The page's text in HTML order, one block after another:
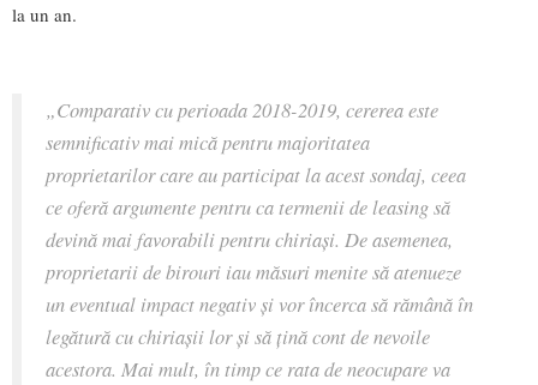
la un an.
„Comparativ cu perioada 2018-2019, cererea este
semnificativ mai mică pentru majoritatea
proprietarilor care au participat la acest sondaj, ceea
ce oferă argumente pentru ca termenii de leasing să
devină mai favorabili pentru chiriași. De asemenea,
proprietarii de birouri iau măsuri menite să atenueze
un eventual impact negativ și vor încerca să rămână în
legătură cu chiriașii lor și să țină cont de nevoile
acestora. Mai mult, în timp ce rata de neocupare va